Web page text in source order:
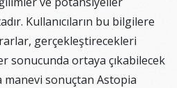
Kullanıcıların bu bilgilere
gerçekleştirecekleri
sonucunda ortaya çıkabilecek
sonuçtan Astopia